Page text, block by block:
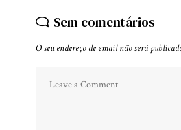
Sem comentários
O seu endereço de email não será